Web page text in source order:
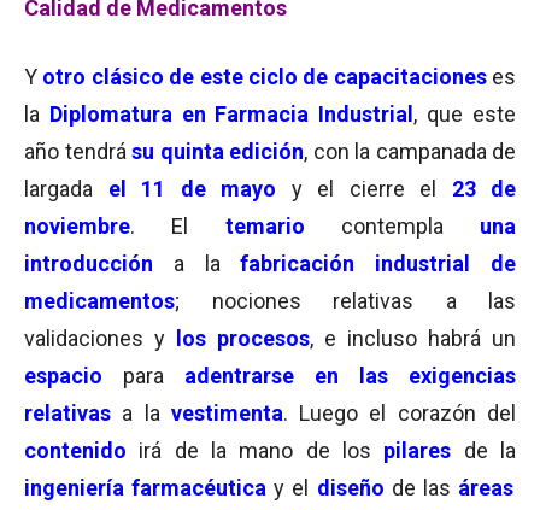
Calidad de Medicamentos
Y otro clásico de este ciclo de capacitacioneses
la Diplomatura en Farmacia Industrial , que este
año tendrá su quinta edición, con la campanada de
largada el 11 de mayo y el cierre el 23 de
noviembre. El temario contempla una
introducción a lafabricación industrial de
medicamentos; nociones relativas a las
validaciones y
los procesos, e incluso habrá un
espacio para adentrarse en las exigencias
relativas a la vestimenta. Luego el corazón del
contenido irá de la mano de los pilares de la
ingeniería farmacéutica y el diseño de las áreas